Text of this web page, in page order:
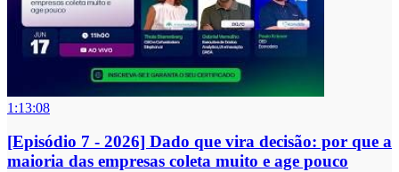
1:13:08
[Episódio 7 - 2026] Dado que vira decisão: por que a
maioria das empresas coleta muito e age pouco